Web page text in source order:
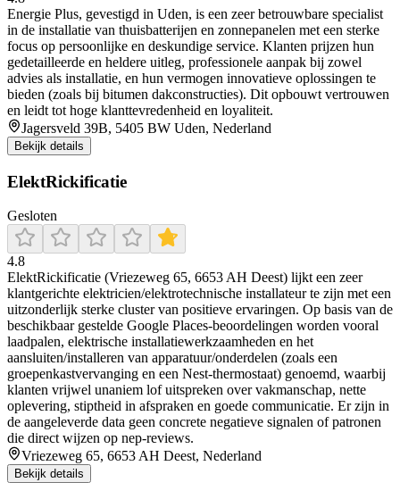
Energie Plus, gevestigd in Uden, is een zeer betrouwbare specialist
in de installatie van thuisbatterijen en zonnepanelen met een sterke
focus op persoonlijke en deskundige service. Klanten prijzen hun
gedetailleerde en heldere uitleg, professionele aanpak bij zowel
advies als installatie, en hun vermogen innovatieve oplossingen te
bieden (zoals bij bitumen dakconstructies). Dit opbouwt vertrouwen
en leidt tot hoge klanttevredenheid en loyaliteit.
Jagersveld 39B, 5405 BW Uden, Nederland
Bekijk details
ElektRickificatie
Gesloten
4.8
ElektRickificatie (Vriezeweg 65, 6653 AH Deest) lijkt een zeer
klantgerichte elektricien/elektrotechnische installateur te zijn met een
uitzonderlijk sterke cluster van positieve ervaringen. Op basis van de
beschikbaar gestelde Google Places-beoordelingen worden vooral
laadpalen, elektrische installatiewerkzaamheden en het
aansluiten/installeren van apparatuur/onderdelen (zoals een
groepenkastvervanging en een Nest-thermostaat) genoemd, waarbij
klanten vrijwel unaniem lof uitspreken over vakmanschap, nette
oplevering, stiptheid in afspraken en goede communicatie. Er zijn in
de aangeleverde data geen concrete negatieve signalen of patronen
die direct wijzen op nep-reviews.
Vriezeweg 65, 6653 AH Deest, Nederland
Bekijk details